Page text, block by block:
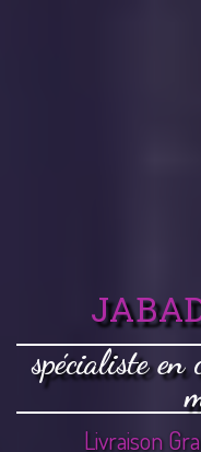
spécialiste en
Livraison